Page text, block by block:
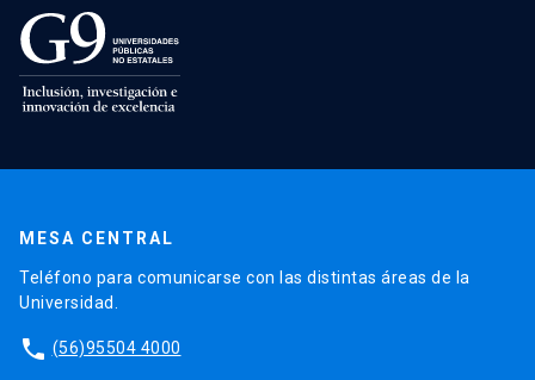
MESA CENTRAL
Teléfono para comunicarse con las distintas áreas de la
Universidad.
phone (56)95504 4000